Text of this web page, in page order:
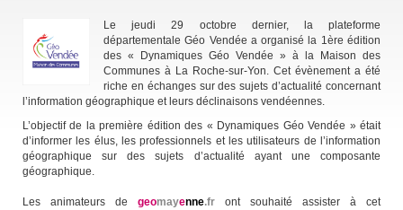
Le jeudi 29 octobre dernier, la plateforme
départementale Géo Vendée a organisé la 1ère édition
des « Dynamiques Géo Vendée » à la Maison des
Communes à La Roche-sur-Yon. Cet évènement a été
riche en échanges sur des sujets d’actualité concernant
l’information géographique et leurs déclinaisons vendéennes.
L’objectif de la première édition des « Dynamiques Géo Vendée » était
d’informer les élus, les professionnels et les utilisateurs de l’information
géographique sur des sujets d’actualité ayant une composante
géographique.
Les animateurs de geomayenne.fr ont souhaité assister à cet